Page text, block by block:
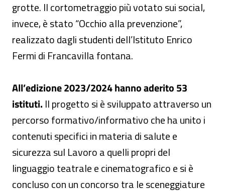
grotte. Il cortometraggio più votato sui social,
invece, è stato “Occhio alla prevenzione”,
realizzato dagli studenti dell’Istituto Enrico
Fermi di Francavilla fontana.
All’edizione 2023/2024 hanno aderito 53
istituti. Il progetto si è sviluppato attraverso un
percorso formativo/informativo che ha unito i
contenuti specifici in materia di salute e
sicurezza sul Lavoro a quelli propri del
linguaggio teatrale e cinematografico e si è
concluso con un concorso tra le sceneggiature